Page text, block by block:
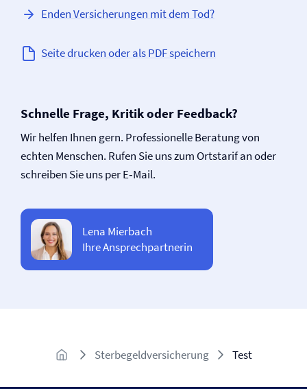
Enden Versicherungen mit dem Tod?
Seite drucken oder als PDF speichern
Schnelle Frage, Kritik oder Feedback?
Wir helfen Ihnen gern. Professionelle Beratung von
echten Menschen. Rufen Sie uns zum Ortstarif an oder
schreiben Sie uns per E‑Mail.
Lena Mierbach
Ihre Ansprechpartnerin
Sterbegeld­versicherung Test